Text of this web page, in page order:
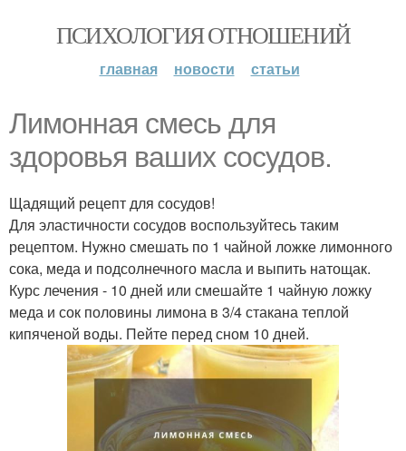
ПСИХОЛОГИЯ ОТНОШЕНИЙ
главная новости статьи
Лимонная смесь для
здоровья ваших сосудов.
Щадящий рецепт для сосудов!
Для эластичности сосудов воспользуйтесь таким
рецептом. Нужно смешать по 1 чайной ложке лимонного
сока, меда и подсолнечного масла и выпить натощак.
Курс лечения - 10 дней или смешайте 1 чайную ложку
меда и сок половины лимона в 3/4 стакана теплой
кипяченой воды. Пейте перед сном 10 дней.